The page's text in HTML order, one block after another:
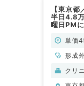
【東京
半日4.8
曜日PM
単価
形成
クリ